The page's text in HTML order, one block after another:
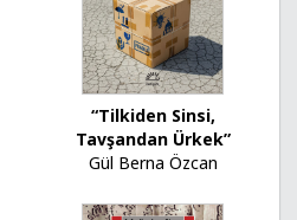
“Tilkiden Sinsi,
Tavşandan Ürkek”
Gül Berna Özcan